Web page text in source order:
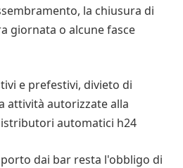
la chiusura di
giornata o alcune fasce
e prefestivi, divieto di
attività autorizzate alla
automatici h24
dai bar resta l'obbligo di